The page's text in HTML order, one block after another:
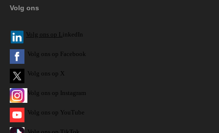
Volg ons
Volg ons op L inkedIn
Volg ons op Facebook
Volg ons op X
Volg ons op Instagram
Volg ons op YouTube